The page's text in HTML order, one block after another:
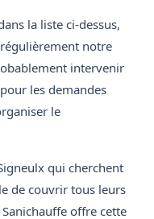
la liste ci-dessus,
notre
intervenir
les demandes
le
qui cherchent
de couvrir tous leurs
offre cette